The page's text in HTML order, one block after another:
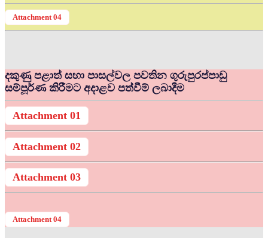
Attachment 04
දකුණු පළාත් සභා පාසල්වල පවතින ගුරුපුරප්පාඩු
සම්පූර්ණ කිරීමට අදාළව පත්වීම් ලබාදීම
Attachment 01
Attachment 02
Attachment 03
Attachment 04